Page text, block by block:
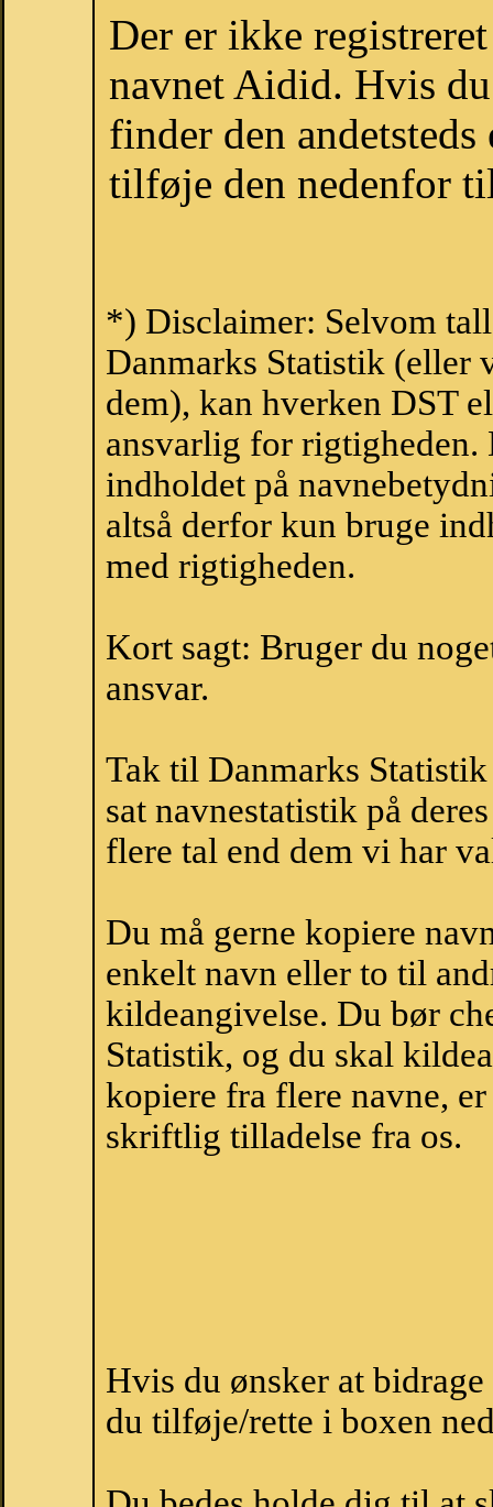
Der er ikke
navnet Aidid. Hvis
finder den
tilføje den nedenfor
*) Disclaimer: Selvom
Danmarks Statistik (eller
dem), kan hverken DST
ansvarlig for
indholdet på
altså derfor kun bruge
med rigtigheden.
Kort sagt: Bruger du
ansvar.
Tak til Danmarks
sat navnestatistik på
flere tal end dem vi har
Du må gerne kopiere
enkelt navn eller to til
kildeangivelse. Du bør
Statistik, og du skal
kopiere fra flere navne,
skriftlig tilladelse fra os.
Hvis du ønsker at
du tilføje/rette i boxen